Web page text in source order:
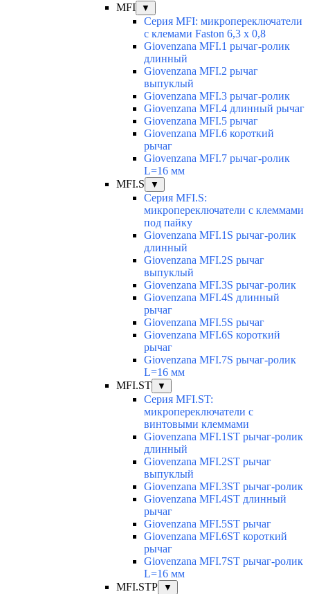
MFI
▼
Серия MFI: микропереключатели
с клемами Faston 6,3 x 0,8
Giovenzana MFI.1 рычаг-ролик
длинный
Giovenzana MFI.2 рычаг
выпуклый
Giovenzana MFI.3 рычаг-ролик
Giovenzana MFI.4 длинный рычаг
Giovenzana MFI.5 рычаг
Giovenzana MFI.6 короткий
рычаг
Giovenzana MFI.7 рычаг-ролик
L=16 мм
MFI.S
▼
Серия MFI.S:
микропереключатели с клеммами
под пайку
Giovenzana MFI.1S рычаг-ролик
длинный
Giovenzana MFI.2S рычаг
выпуклый
Giovenzana MFI.3S рычаг-ролик
Giovenzana MFI.4S длинный
рычаг
Giovenzana MFI.5S рычаг
Giovenzana MFI.6S короткий
рычаг
Giovenzana MFI.7S рычаг-ролик
L=16 мм
MFI.ST
▼
Серия MFI.ST:
микропереключатели с
винтовыми клеммами
Giovenzana MFI.1ST рычаг-ролик
длинный
Giovenzana MFI.2ST рычаг
выпуклый
Giovenzana MFI.3ST рычаг-ролик
Giovenzana MFI.4ST длинный
рычаг
Giovenzana MFI.5ST рычаг
Giovenzana MFI.6ST короткий
рычаг
Giovenzana MFI.7ST рычаг-ролик
L=16 мм
MFI.STP
▼